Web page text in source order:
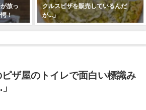
放っ
！
クルスピザを販売しているんだ
が...」
ピザ屋のトイレで面白い標識み